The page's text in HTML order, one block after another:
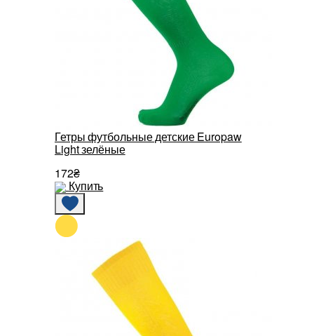
Гетры футбольные детские Europaw
Light зелёные
172₴
Купить